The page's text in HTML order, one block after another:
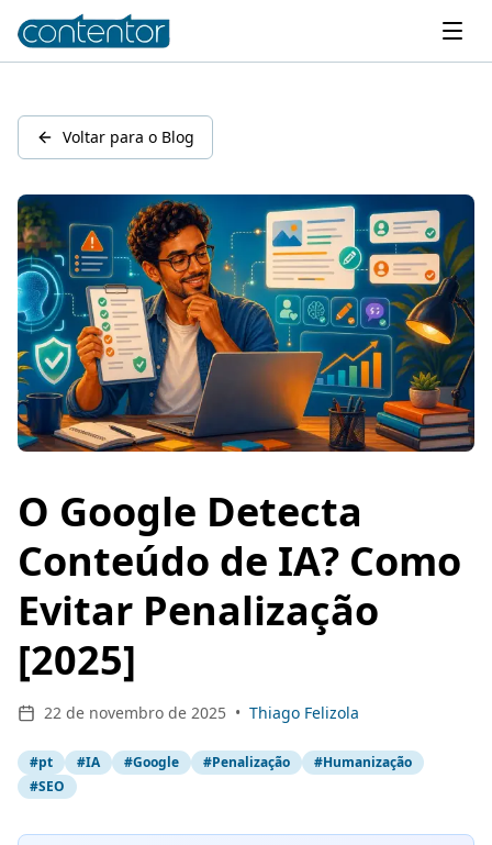
Voltar para o Blog
O Google Detecta
Conteúdo de IA? Como
Evitar Penalização
[2025]
22 de novembro de 2025 • Thiago Felizola
#pt #IA #Google #Penalização #Humanização
#SEO